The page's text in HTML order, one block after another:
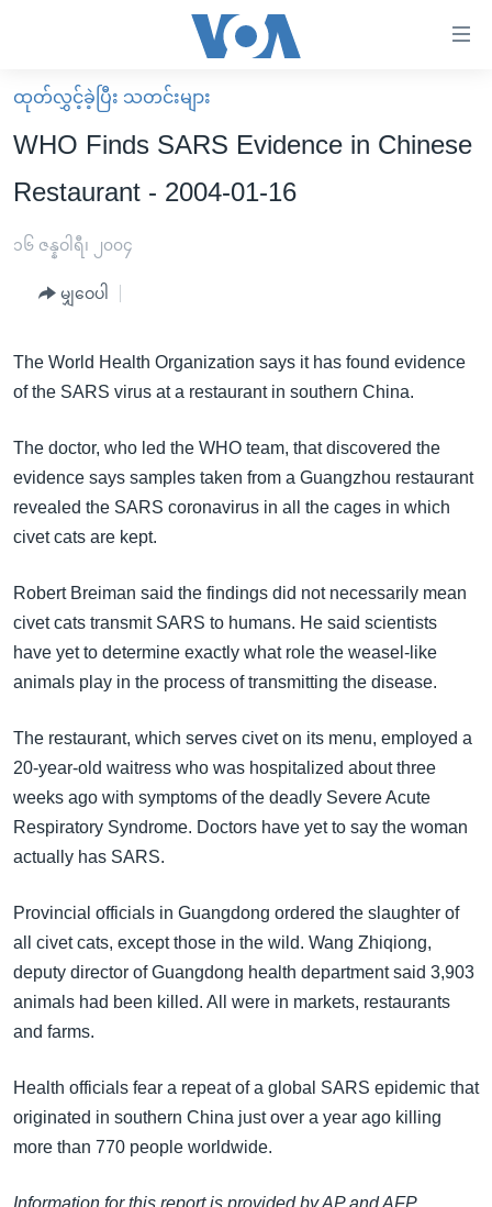
လွယ်ကူ
စေ
သည့်
များ
ရန်
ပင်မ
ညွန်း
သို့
ကျော်
ကြည့်
ရန်
ရန်
နေရာ
သို့
ကျော်
ရန်
မူလစာမျက်နှာ
မြန်မာ
ကမ္ဘာ့သတင်းများ
နိုင်ငံတကာ
အစ္စရေး-ပါလက်စတိုင်း
ဗွီဒီယို
ရပ်ဝန်းတခု လမ်းတခု အလွန်
အင်္ဂလိပ်စာလေ့လာမယ်
အမေရိကန်သုံးအီဒီယံ
ရုပ်ရှင်ထဲက အင်္ဂလိပ်စာ
သုတပဒေသာ အင်္ဂလိပ်စာ
အပတ်စဉ်ကဏ္ဍများ
တီဗွီ
ရေဒီယို/တီဗွီအစီအစဉ်
Learning English
ဗွီအိုအေ လူမှုကွန်ယက်များ
ဘာသာစကားများ
ထုတ်လွှင့်ခဲ့ပြီး သတင်းများ
WHO Finds SARS Evidence in Chinese
Restaurant - 2004-01-16
၁၆ ဇန္နဝါရီ၊ ၂၀၀၄
မျှဝေပါ
The World Health Organization says it has found evidence
of the SARS virus at a restaurant in southern China.
The doctor, who led the WHO team, that discovered the
evidence says samples taken from a Guangzhou restaurant
revealed the SARS coronavirus in all the cages in which
civet cats are kept.
Robert Breiman said the findings did not necessarily mean
civet cats transmit SARS to humans. He said scientists
have yet to determine exactly what role the weasel-like
animals play in the process of transmitting the disease.
The restaurant, which serves civet on its menu, employed a
20-year-old waitress who was hospitalized about three
weeks ago with symptoms of the deadly Severe Acute
Respiratory Syndrome. Doctors have yet to say the woman
actually has SARS.
Provincial officials in Guangdong ordered the slaughter of
all civet cats, except those in the wild. Wang Zhiqiong,
deputy director of Guangdong health department said 3,903
animals had been killed. All were in markets, restaurants
and farms.
Health officials fear a repeat of a global SARS epidemic that
originated in southern China just over a year ago killing
more than 770 people worldwide.
Information for this report is provided by AP and AFP.